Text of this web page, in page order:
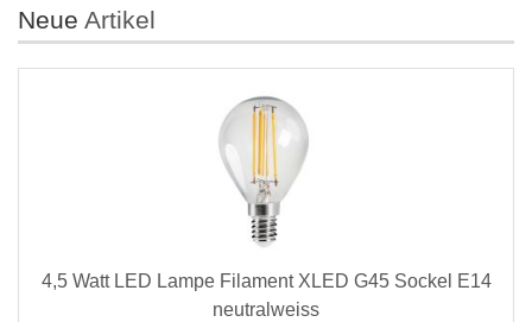
Neue Artikel
4,5 Watt LED Lampe Filament XLED G45 Sockel E14
neutralweiss